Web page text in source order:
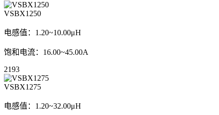
VSBX1250
电感值：1.20~10.00μH
饱和电流：16.00~45.00A
2193
VSBX1275
电感值：1.20~32.00μH